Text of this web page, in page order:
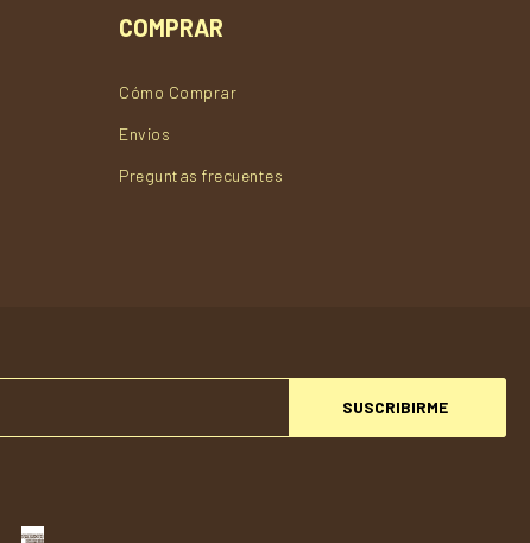
SUSCRIBIRME
COMPRAR
Cómo Comprar
Envios
Preguntas frecuentes